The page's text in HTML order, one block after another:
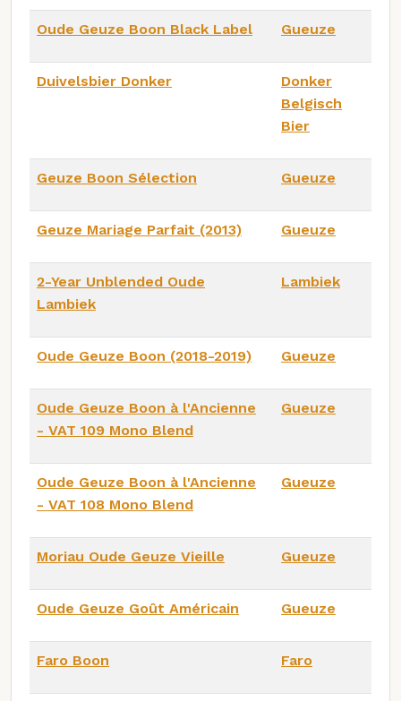
Oude Geuze Boon Black Label Gueuze
Duivelsbier Donker
Donker
Belgisch
Bier
Geuze Boon Sélection Gueuze
Geuze Mariage Parfait (2013) Gueuze
2-Year Unblended Oude
Lambiek
Lambiek
Oude Geuze Boon (2018-2019) Gueuze
Oude Geuze Boon à l'Ancienne
- VAT 109 Mono Blend
Gueuze
Oude Geuze Boon à l'Ancienne
- VAT 108 Mono Blend
Gueuze
Moriau Oude Geuze Vieille Gueuze
Oude Geuze Goût Américain Gueuze
Faro Boon Faro